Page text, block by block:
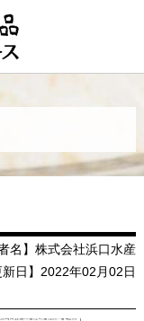
名】株式会社浜口水産
新日】2022年02月02日